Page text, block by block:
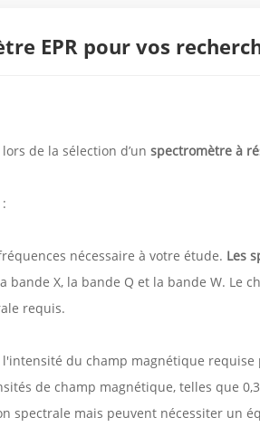
EPR pour vos
de la sélection d’unspectromètre à
nécessaire à votre étude. Les
X, la bande Q et la bande W. Le
requis.
du champ magnétique requise
de champ magnétique, telles que
spectrale mais peuvent nécessiter un